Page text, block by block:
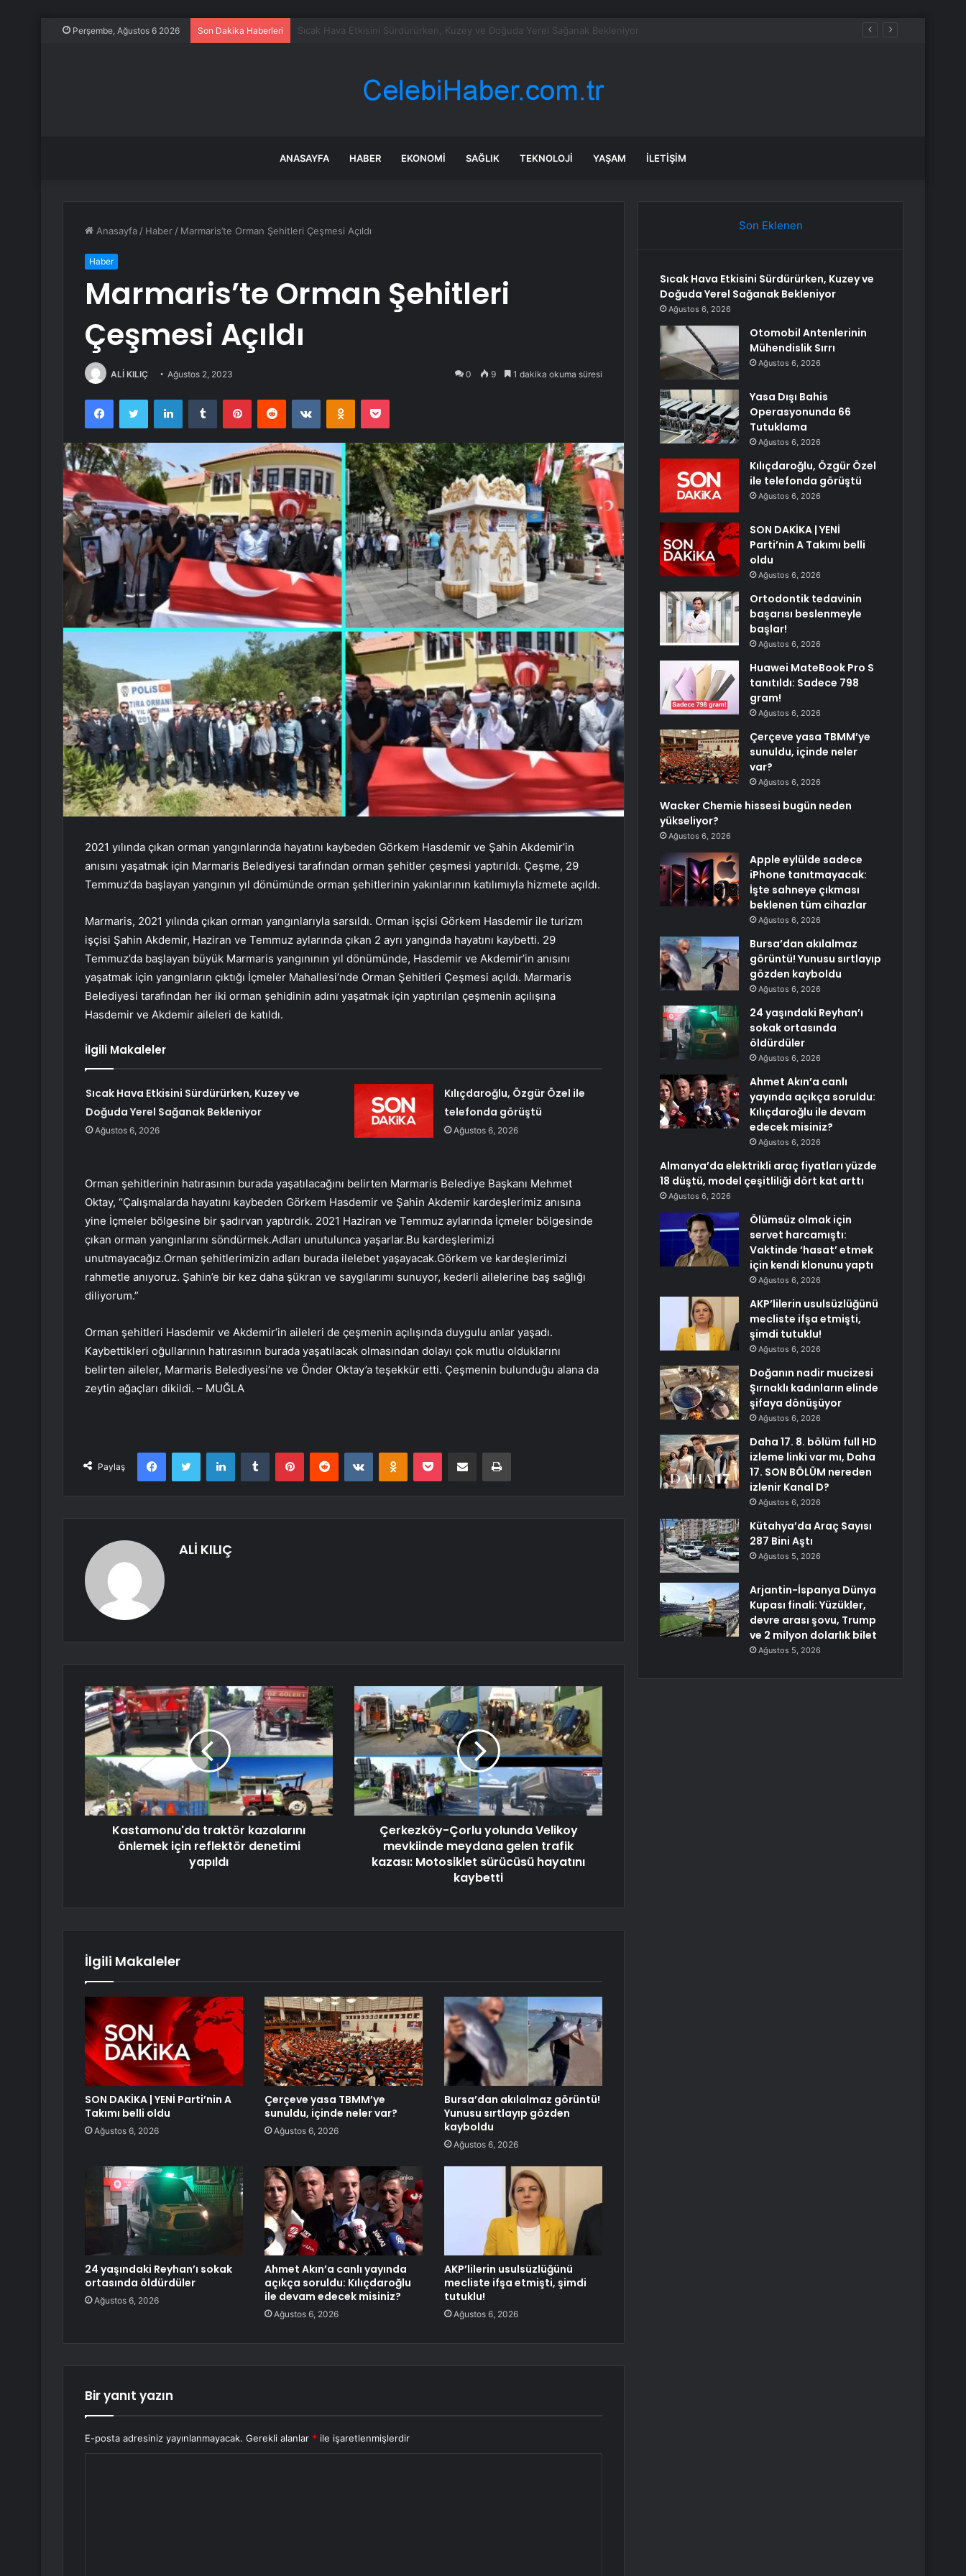
Perşembe, Ağustos 6 2026 Son Dakika Haberleri Otomobil Antenlerinin Mühendislik Sırrı
ANASAYFA HABER EKONOMI SAĞLIK TEKNOLOJI YAŞAM İLETIŞIM
Anasayfa / Haber / Marmaris’te Orman Şehitleri Çeşmesi Açıldı
Haber
Marmaris’te Orman Şehitleri
Çeşmesi Açıldı
ALİ KILIÇ Ağustos 2, 2023 0 9 1 dakika okuma süresi
FacebookTwitter LinkedInTumblr PinterestReddit VKontakteOdnoklassniki
Pocket
2021 yılında çıkan orman yangınlarında hayatını kaybeden Görkem Hasdemir ve Şahin Akdemir’in
anısını yaşatmak için Marmaris Belediyesi tarafından orman şehitler çeşmesi yaptırıldı. Çeşme, 29
Temmuz’da başlayan yangının yıl dönümünde orman şehitlerinin yakınlarının katılımıyla hizmete açıldı.
Marmaris, 2021 yılında çıkan orman yangınlarıyla sarsıldı. Orman işçisi Görkem Hasdemir ile turizm
işçisi Şahin Akdemir, Haziran ve Temmuz aylarında çıkan 2 ayrı yangında hayatını kaybetti. 29
Temmuz’da başlayan büyük Marmaris yangınının yıl dönümünde, Hasdemir ve Akdemir’in anısını
yaşatmak için yangınların çıktığı İçmeler Mahallesi’nde Orman Şehitleri Çeşmesi açıldı. Marmaris
Belediyesi tarafından her iki orman şehidinin adını yaşatmak için yaptırılan çeşmenin açılışına
Hasdemir ve Akdemir aileleri de katıldı.
İlgili Makaleler
Sıcak Hava Etkisini Sürdürürken, Kuzey ve
Doğuda Yerel Sağanak Bekleniyor
Ağustos 6, 2026
Kılıçdaroğlu, Özgür Özel ile
telefonda görüştü
Ağustos 6, 2026
Orman şehitlerinin hatırasının burada yaşatılacağını belirten Marmaris Belediye Başkanı Mehmet
Oktay, “Çalışmalarda hayatını kaybeden Görkem Hasdemir ve Şahin Akdemir kardeşlerimiz anısına
yine İçmeler bölgesine bir şadırvan yaptırdık. 2021 Haziran ve Temmuz aylarında İçmeler bölgesinde
çıkan orman yangınlarını söndürmek.Adları unutulunca yaşarlar.Bu kardeşlerimizi
unutmayacağız.Orman şehitlerimizin adları burada ilelebet yaşayacak.Görkem ve kardeşlerimizi
rahmetle anıyoruz. Şahin’e bir kez daha şükran ve saygılarımı sunuyor, kederli ailelerine baş sağlığı
diliyorum.”
Orman şehitleri Hasdemir ve Akdemir’in aileleri de çeşmenin açılışında duygulu anlar yaşadı.
Kaybettikleri oğullarının hatırasının burada yaşatılacak olmasından dolayı çok mutlu olduklarını
belirten aileler, Marmaris Belediyesi’ne ve Önder Oktay’a teşekkür etti. Çeşmenin bulunduğu alana da
zeytin ağaçları dikildi. – MUĞLA
Paylaş
FacebookTwitter LinkedInTumblr PinterestReddit VKontakteOdnoklassniki
Pocket E-Posta ile paylaş Yazdır
ALİ KILIÇ
Kastamonu'da traktör kazalarını
önlemek için reflektör denetimi
yapıldı
Çerkezköy-Çorlu yolunda Velikoy
mevkiinde meydana gelen trafik
kazası: Motosiklet sürücüsü hayatını
kaybetti
İlgili Makaleler
SON DAKİKA | YENİ Parti’nin A
Takımı belli oldu
Ağustos 6, 2026
Çerçeve yasa TBMM’ye
sunuldu, içinde neler var?
Ağustos 6, 2026
Bursa’dan akılalmaz görüntü!
Yunusu sırtlayıp gözden
kayboldu
Ağustos 6, 2026
24 yaşındaki Reyhan’ı sokak
ortasında öldürdüler
Ağustos 6, 2026
Ahmet Akın’a canlı yayında
açıkça soruldu: Kılıçdaroğlu
ile devam edecek misiniz?
Ağustos 6, 2026
AKP’lilerin usulsüzlüğünü
mecliste ifşa etmişti, şimdi
tutuklu!
Ağustos 6, 2026
Bir yanıt yazın
E-posta adresiniz yayınlanmayacak. Gerekli alanlar * ile işaretlenmişlerdir
Son Eklenen
Sıcak Hava Etkisini Sürdürürken, Kuzey ve
Doğuda Yerel Sağanak Bekleniyor
Ağustos 6, 2026
Otomobil Antenlerinin
Mühendislik Sırrı
Ağustos 6, 2026
Yasa Dışı Bahis
Operasyonunda 66
Tutuklama
Ağustos 6, 2026
Kılıçdaroğlu, Özgür Özel
ile telefonda görüştü
Ağustos 6, 2026
SON DAKİKA | YENİ
Parti’nin A Takımı belli
oldu
Ağustos 6, 2026
Ortodontik tedavinin
başarısı beslenmeyle
başlar!
Ağustos 6, 2026
Huawei MateBook Pro S
tanıtıldı: Sadece 798
gram!
Ağustos 6, 2026
Çerçeve yasa TBMM’ye
sunuldu, içinde neler
var?
Ağustos 6, 2026
Wacker Chemie hissesi bugün neden
yükseliyor?
Ağustos 6, 2026
Apple eylülde sadece
iPhone tanıtmayacak:
İşte sahneye çıkması
beklenen tüm cihazlar
Ağustos 6, 2026
Bursa’dan akılalmaz
görüntü! Yunusu sırtlayıp
gözden kayboldu
Ağustos 6, 2026
24 yaşındaki Reyhan’ı
sokak ortasında
öldürdüler
Ağustos 6, 2026
Ahmet Akın’a canlı
yayında açıkça soruldu:
Kılıçdaroğlu ile devam
edecek misiniz?
Ağustos 6, 2026
Almanya’da elektrikli araç fiyatları yüzde
18 düştü, model çeşitliliği dört kat arttı
Ağustos 6, 2026
Ölümsüz olmak için
servet harcamıştı:
Vaktinde ‘hasat’ etmek
için kendi klonunu yaptı
Ağustos 6, 2026
AKP’lilerin usulsüzlüğünü
mecliste ifşa etmişti,
şimdi tutuklu!
Ağustos 6, 2026
Doğanın nadir mucizesi
Şırnaklı kadınların elinde
şifaya dönüşüyor
Ağustos 6, 2026
Daha 17. 8. bölüm full HD
izleme linki var mı, Daha
17. SON BÖLÜM nereden
izlenir Kanal D?
Ağustos 6, 2026
Kütahya’da Araç Sayısı
287 Bini Aştı
Ağustos 5, 2026
Arjantin-İspanya Dünya
Kupası finali: Yüzükler,
devre arası şovu, Trump
ve 2 milyon dolarlık bilet
Ağustos 5, 2026